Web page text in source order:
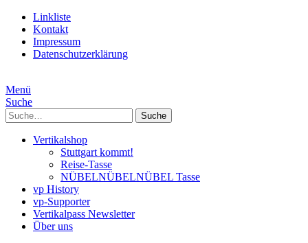
Linkliste
Kontakt
Impressum
Datenschutzerklärung
Menü
Suche
Suche
Vertikalshop
Stuttgart kommt!
Reise-Tasse
NÜBELNÜBELNÜBEL Tasse
vp History
vp-Supporter
Vertikalpass Newsletter
Über uns